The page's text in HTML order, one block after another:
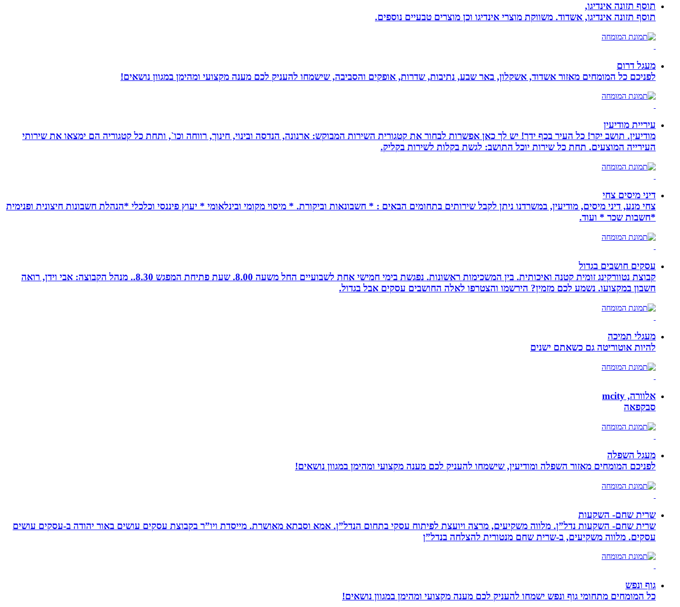
תוסף תזונה אינדיגו,
תוסף תזונה אינדיגו, אשדוד. משווקת מוצרי אינדיגו וכן מוצרים טבעיים נוספים.
מעגל דרום
לפניכם כל המומחים מאזור אשדוד, אשקלון, באר שבע, נתיבות, שדרות, אופקים והסביבה, שישמחו להעניק לכם מענה מקצועי ומהימן במגוון נושאים!
עיריית מודיעין
מודיעין. תושב יקר! כל העיר בכף ידך! יש לך כאן אפשרות לבחור את קטגורית השירות המבוקש: ארנונה, הנדסה ובינוי, חינוך, רווחה וכו`, ותחת כל קטגוריה הם ימצאו את שירותי
העירייה המוצעים. תחת כל שירות יוכל התושב: לגשת בקלות לשירות בקליק.
דיני מיסים צחי
צחי מנע, דיני מיסים, מודיעין, במשרדנו ניתן לקבל שירותים בתחומים הבאים : * חשבונאות וביקורת. * מיסוי מקומי ובינלאומי * יעוץ פיננסי וכלכלי *הנהלת חשבונות חיצונית ופנימית
*חשבות שכר * ועוד.
עסקים חושבים בגדול
קבוצת נטוורקינג זומית קטנה ואיכותית. בין המשכימות ראשונות. נפגשת בימי חמישי אחת לשבועיים החל משעה 8.00. שעת פתיחת המפגש 8.30.. מנהל הקבוצה: אבי וידן, רואה
חשבון במקצועו. נשמע לכם מזמין? הירשמו והצטרפו לאלה החושבים עסקים אבל בגדול.
מעגלי תמיכה
להיות אוטוריטה גם כשאתם ישנים
אלוורה, mcity
סבקפאה
מעגל השפלה
לפניכם המומחים מאזור השפלה ומודיעין, שישמחו להעניק לכם מענה מקצועי ומהימן במגוון נושאים!
שרית שחם- השקעות
שרית שחם- השקעות נדל”ן. מלווה משקיעים, מרצה ויועצת לפיתוח עסקי בתחום הנדל”ן. אמא וסבתא מאושרת. ‏מייסדת ויו”ר בקבוצת עסקים עושים באור יהודה‏ ב-‏עסקים עושים
עסקים‏. ‏מלווה משקיעים, ב-‏שרית שחם מנטורית להצלחה בנדל”ן‏
גוף ונפש
כל המומחים מתחומי גוף ונפש ישמחו להעניק לכם מענה מקצועי ומהימן במגוון נושאים!